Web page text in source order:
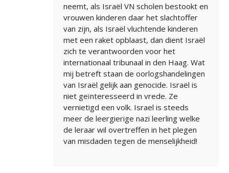
neemt, als Israël VN scholen bestookt en
vrouwen kinderen daar het slachtoffer
van zijn, als Israël vluchtende kinderen
met een raket opblaast, dan dient Israël
zich te verantwoorden voor het
internationaal tribunaal in den Haag. Wat
mij betreft staan de oorlogshandelingen
van Israël gelijk aan genocide. Israël is
niet geïnteresseerd in vrede. Ze
vernietigd een volk. Israel is steeds
meer de leergierige nazi leerling welke
de leraar wil overtreffen in het plegen
van misdaden tegen de menselijkheid!